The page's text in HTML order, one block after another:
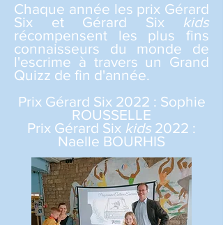
Chaque année les prix Gérard
Six et Gérard Six kids
récompensent les plus fins
connaisseurs du monde de
l'escrime à travers un Grand
Quizz de fin d'année.
Prix Gérard Six 2022 : Sophie
ROUSSELLE
Prix Gérard Six kids 2022 :
Naelle BOURHIS